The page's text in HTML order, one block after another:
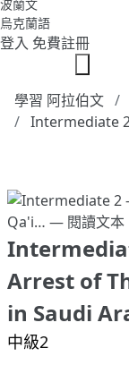
波蘭文
烏克蘭語
登入 免費註冊
學習 阿拉伯文
Intermediate
Arrest of
in Saudi
中級2